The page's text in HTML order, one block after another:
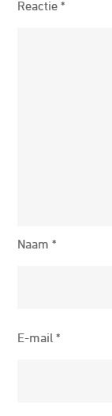
Reactie*
Naam*
E-mail*